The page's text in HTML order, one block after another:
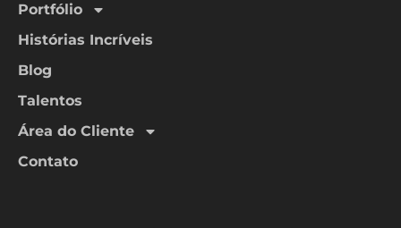
Portfólio
Histórias Incríveis
Blog
Talentos
Área do Cliente
Contato